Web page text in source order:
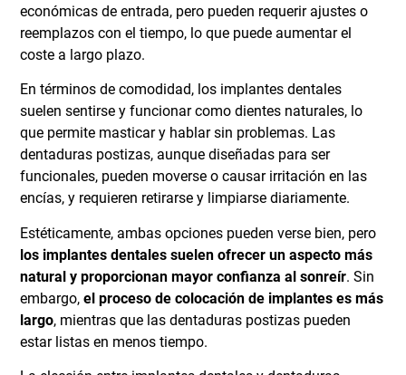
económicas de entrada, pero pueden requerir ajustes o
reemplazos con el tiempo, lo que puede aumentar el
coste a largo plazo.
En términos de comodidad, los implantes dentales
suelen sentirse y funcionar como dientes naturales, lo
que permite masticar y hablar sin problemas. Las
dentaduras postizas, aunque diseñadas para ser
funcionales, pueden moverse o causar irritación en las
encías, y requieren retirarse y limpiarse diariamente.
Estéticamente, ambas opciones pueden verse bien, pero
los implantes dentales suelen ofrecer un aspecto más
natural y proporcionan mayor confianza al sonreír. Sin
embargo,el proceso de colocación de implantes es más
largo, mientras que las dentaduras postizas pueden
estar listas en menos tiempo.